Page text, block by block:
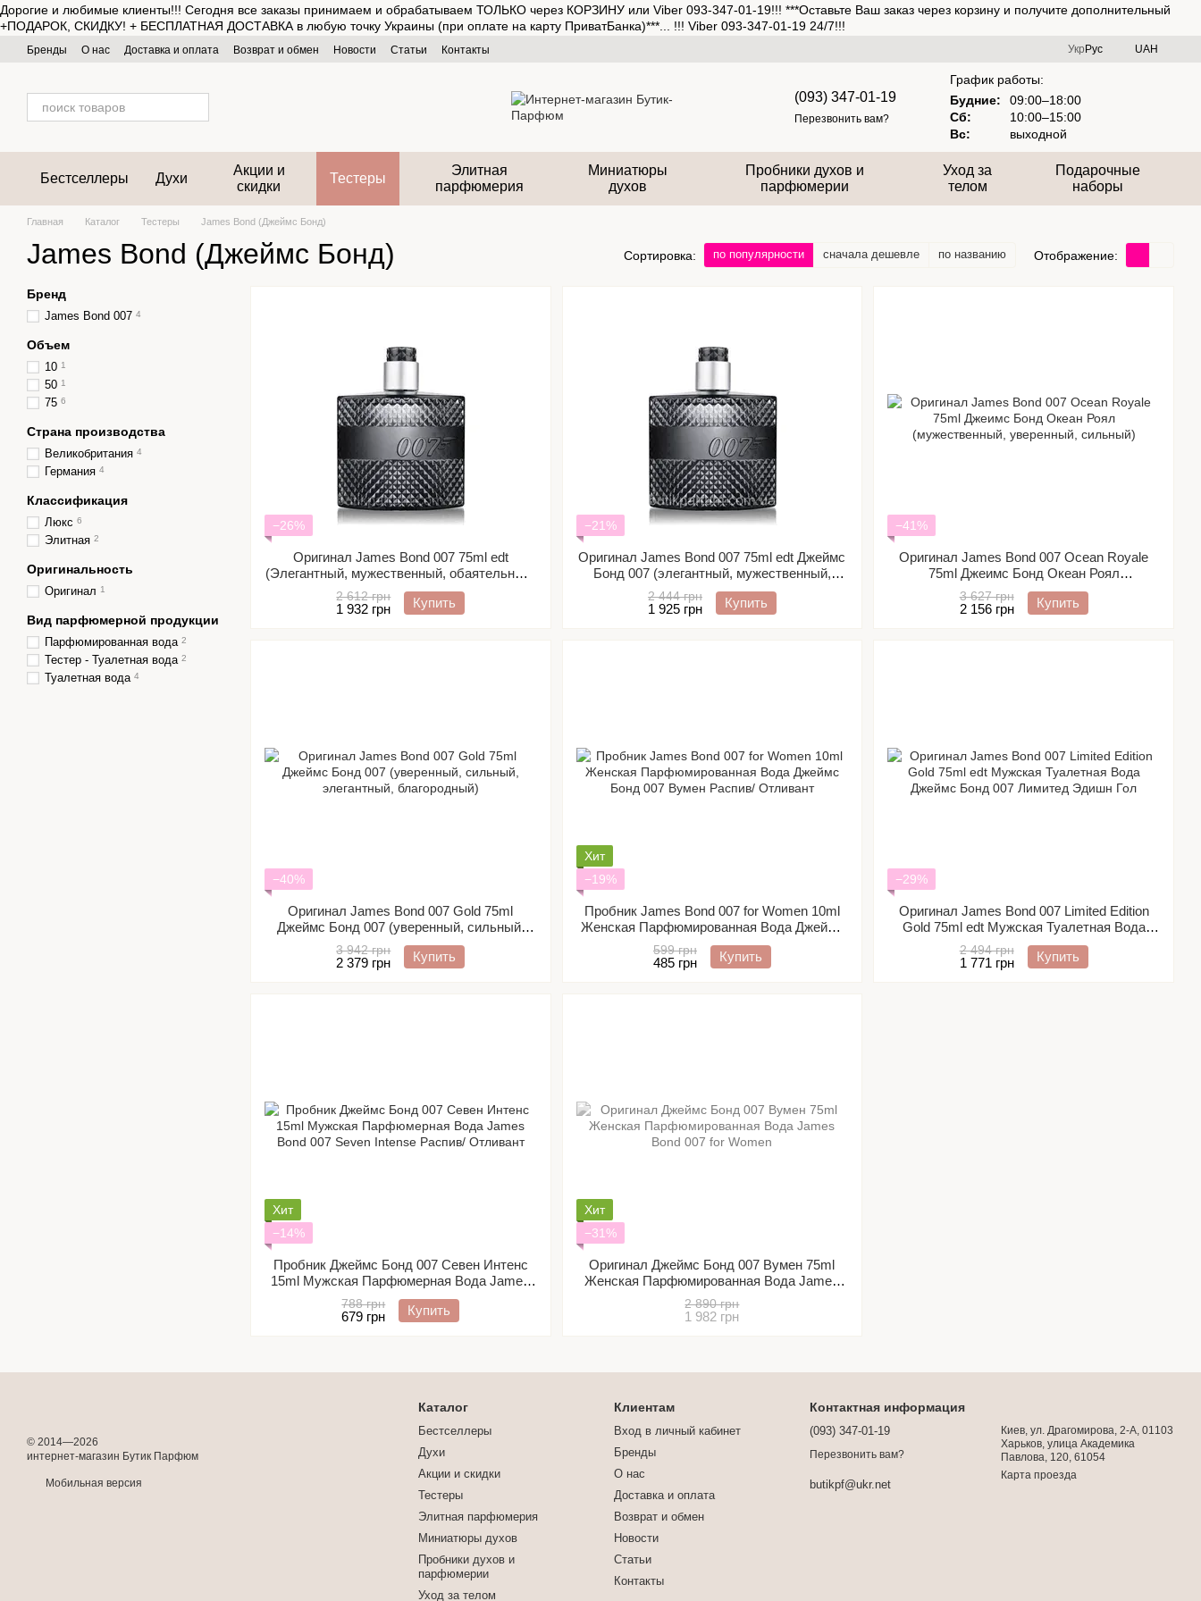
Перейти к основному контенту
Дорогие и любимые клиенты!!! Сегодня все заказы принимаем и обрабатываем ТОЛЬКО через КОРЗИНУ или Viber 093-347-01-19!!! ***Оставьте Ваш заказ через корзину и получите дополнительный
+ПОДАРОК, СКИДКУ! + БЕСПЛАТНАЯ ДОСТАВКА в любую точку Украины (при оплате на карту ПриватБанка)***... !!! Viber 093-347-01-19 24/7!!!
Бренды О нас Доставка и оплата Возврат и обмен Новости Статьи Контакты Укр Рус UAH
(093) 347-01-19
Перезвонить вам?
График работы:
Будние:
09:00–18:00
Сб:
10:00–15:00
Вс:
выходной
Бестселлеры Духи
Акции и
скидки
Тестеры
Элитная
парфюмерия
Миниатюры
духов
Пробники духов и
парфюмерии
Уход за
телом
Подарочные
наборы
Главная Каталог Тестеры James Bond (Джеймс Бонд)
James Bond (Джеймс Бонд) Сортировка: по популярности сначала дешевле по названию Отображение:
−26%
Оригинал James Bond 007 75ml edt
(Элегантный, мужественный, обаятельный,
сдержанный)
2 612 грн
1 932 грн Купить
−21%
Оригинал James Bond 007 75ml edt Джеймс
Бонд 007 (элегантный, мужественный,
обаятельный, сдержанный)
2 444 грн
1 925 грн Купить
−41%
Оригинал James Bond 007 Ocean Royale
75ml Джеимс Бонд Океан Роял
(мужественный, уверенный, сильный)
3 627 грн
2 156 грн Купить
−40%
Оригинал James Bond 007 Gold 75ml
Джеймс Бонд 007 (уверенный, сильный,
элегантный, благородный)
3 942 грн
2 379 грн Купить
Хит
−19%
Пробник James Bond 007 for Women 10ml
Женская Парфюмированная Вода Джеймс
Бонд 007 Вумен Распив/ Отливант
599 грн
485 грн Купить
−29%
Оригинал James Bond 007 Limited Edition
Gold 75ml edt Мужская Туалетная Вода
Джеймс Бонд 007 Лимитед Эдишн Гол
2 494 грн
1 771 грн Купить
Хит
−14%
Пробник Джеймс Бонд 007 Севен Интенс
15ml Мужская Парфюмерная Вода James
Bond 007 Seven Intense Распив/ Отливант
788 грн
679 грн Купить
Хит
−31%
Оригинал Джеймс Бонд 007 Вумен 75ml
Женская Парфюмированная Вода James
Bond 007 for Women
2 890 грн
1 982 грн
Бренд
James Bond 007 4
Объем
10 1
50 1
75 6
Страна производства
Великобритания 4
Германия 4
Классификация
Люкс 6
Элитная 2
Оригинальность
Оригинал 1
Вид парфюмерной продукции
Парфюмированная вода 2
Тестер - Туалетная вода 2
Туалетная вода 4
© 2014—2026
интернет-магазин Бутик Парфюм
Мобильная версия
Каталог
Бестселлеры
Духи
Акции и скидки
Тестеры
Элитная парфюмерия
Миниатюры духов
Пробники духов и
парфюмерии
Уход за телом
Клиентам
Вход в личный кабинет
Бренды
О нас
Доставка и оплата
Возврат и обмен
Новости
Статьи
Контакты
Контактная информация
(093) 347-01-19
Перезвонить вам?
butikpf@ukr.net
Киев, ул. Драгомирова, 2-А, 01103
Харьков, улица Академика
Павлова, 120, 61054
Карта проезда